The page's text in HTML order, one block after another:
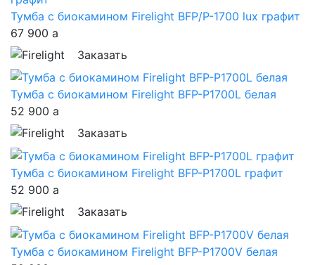
Тумба с биокамином Firelight BFP/P-1700 lux графит
67 900 a
Заказать
Тумба с биокамином Firelight BFP-P1700L белая
52 900 a
Заказать
Тумба с биокамином Firelight BFP-P1700L графит
52 900 a
Заказать
Тумба с биокамином Firelight BFP-P1700V белая